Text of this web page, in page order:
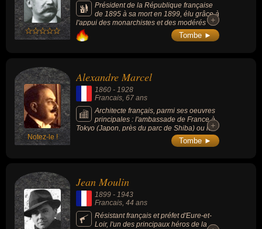
Président de la République française
de 1895 à sa mort en 1899, élu grâce à
l'appui des monarchistes et des modérés
ligués contre la candidature d'Henri Brisson,
du centre-gauche, sa présidence est
survenue brutalement au palais de l'Élysée
quatre ans seulement après son élection à la
présidence de la République et alors qu'il se
trouvait en compagnie de sa maîtresse
Marguerite Steinheil, sont entrées dans la
postérité.
+
+
Tombe ►
Notez-le !
Alexandre Marcel
1860 - 1928
Francais , 67 ans
Architecte français, parmi ses oeuvres
principales : l'ambassade de France à
Tokyo (Japon, près du parc de Shiba) ou le
palais hindou pour le Baron Empain (Égypte,
+
+
Tombe ►
Jean Moulin
1899 - 1943
Francais, 44 ans
Résistant français et préfet d'Eure-et-
Loir, l'un des principaux héros de la